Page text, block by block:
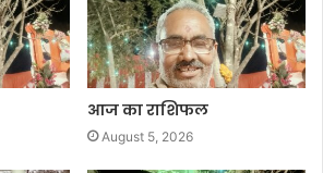
आज का राशिफल
August 5, 2026